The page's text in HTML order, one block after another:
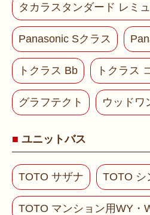
タカラスタンダード レミ
Panasonic Sクラス
トクラス Bb トクラス
グラフテクト ウッドワ
ユニットバス
TOTO サザナ TOTO シ
TOTO マンション用WY・